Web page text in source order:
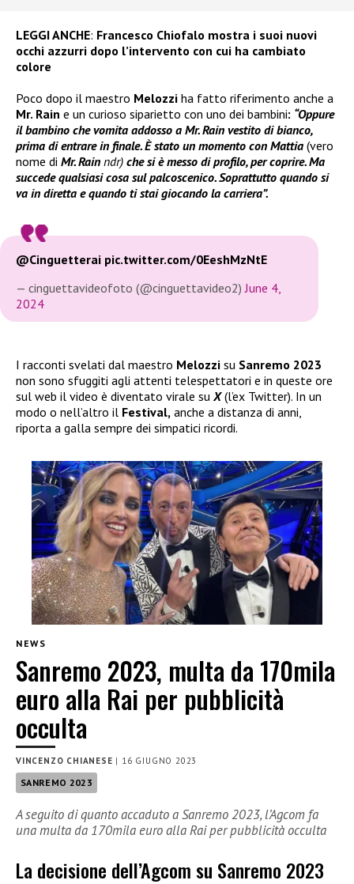
LEGGI ANCHE: Francesco Chiofalo mostra i suoi nuovi
occhi azzurri dopo l’intervento con cui ha cambiato
colore
Poco dopo il maestro Melozzi ha fatto riferimento anche a
Mr. Rain e un curioso siparietto con uno dei bambini: “Oppure
il bambino che vomita addosso a Mr. Rain vestito di bianco,
prima di entrare in finale. È stato un momento con Mattia (vero
nome di Mr. Rain ndr) che si è messo di profilo, per coprire. Ma
succede qualsiasi cosa sul palcoscenico. Soprattutto quando si
va in diretta e quando ti stai giocando la carriera”.
@Cinguetterai pic.twitter.com/0EeshMzNtE
— cinguettavideofoto (@cinguettavideo2) June 4,
2024
I racconti svelati dal maestro Melozzi su Sanremo 2023
non sono sfuggiti agli attenti telespettatori e in queste ore
sul web il video è diventato virale su X(l’ex Twitter). In un
modo o nell’altro il Festival, anche a distanza di anni,
riporta a galla sempre dei simpatici ricordi.
NEWS
Sanremo 2023, multa da 170mila
euro alla Rai per pubblicità
occulta
VINCENZO CHIANESE | 16 GIUGNO 2023
SANREMO 2023
A seguito di quanto accaduto a Sanremo 2023, l’Agcom fa
una multa da 170mila euro alla Rai per pubblicità occulta
La decisione dell’Agcom su Sanremo 2023